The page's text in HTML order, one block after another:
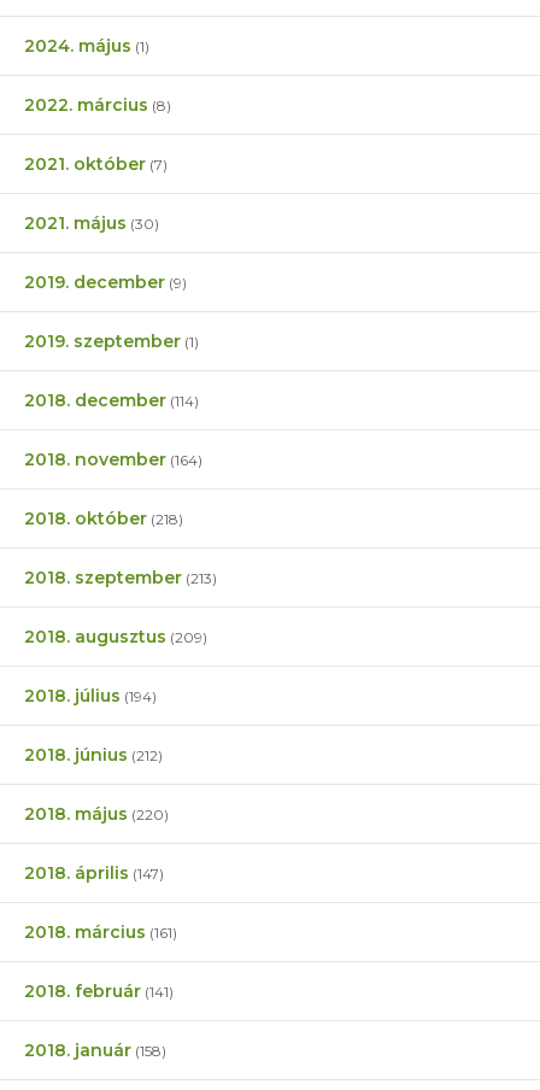
2024. május (1)
2022. március (8)
2021. október (7)
2021. május (30)
2019. december (9)
2019. szeptember (1)
2018. december (114)
2018. november (164)
2018. október (218)
2018. szeptember (213)
2018. augusztus (209)
2018. július (194)
2018. június (212)
2018. május (220)
2018. április (147)
2018. március (161)
2018. február (141)
2018. január (158)